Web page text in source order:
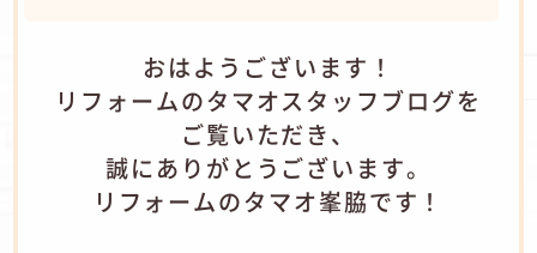
​おはようございます！
リフォームのタマオスタッフブログを
ご覧いただき、
誠にありがとうございます。
リフォームのタマオ峯脇です！